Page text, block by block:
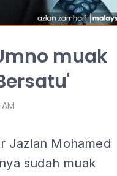
muak
Jazlan Mohamed
sudah muak